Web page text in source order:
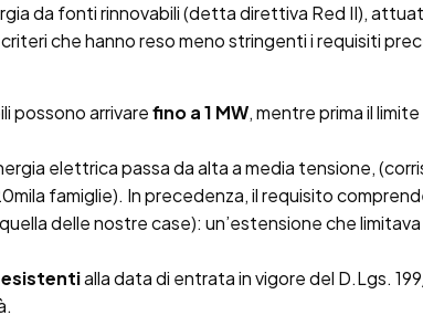
da fonti rinnovabili (detta direttiva Red II),
che hanno reso meno stringenti i requisiti
possono arrivarefino a 1 MW, mentre prima il
elettrica passa da alta a media tensione,
famiglie). In precedenza, il requisito
delle nostre case): un’estensione che
alla data di entrata in vigore del D.Lgs.